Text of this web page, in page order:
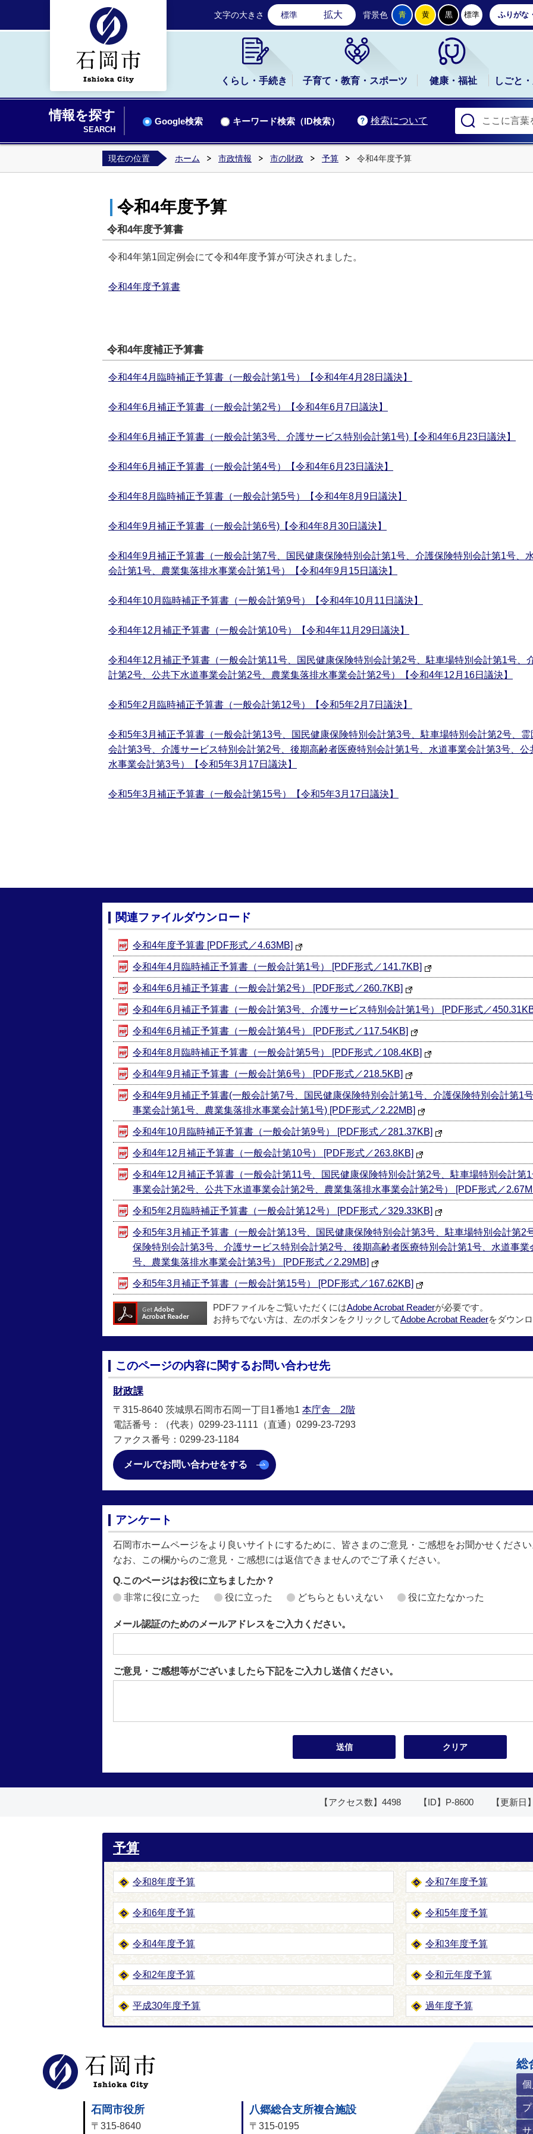
石岡市公式ホームページ
文字の大きさ 標準 拡大 背景色 青 黄 黒 標準 ふりがな
くらし・手続き 子育て・教育・スポーツ 健康・福祉 しごと
情報を探す
SEARCH
検索について
Google検索 キーワード検索（ID検索）
現在の位置 ホーム 市政情報 市の財政 予算 令和4年度予算
令和4年度予算
令和4年度予算書
令和4年第1回定例会にて令和4年度予算が可決されました。
令和4年度予算書
令和4年度補正予算書
令和4年4月臨時補正予算書（一般会計第1号）【令和4年4月28日議決】
令和4年6月補正予算書（一般会計第2号）【令和4年6月7日議決】
令和4年6月補正予算書（一般会計第3号、介護サービス特別会計第1号)【令和4年6月23日議決】
令和4年6月補正予算書（一般会計第4号）【令和4年6月23日議決】
令和4年8月臨時補正予算書（一般会計第5号）【令和4年8月9日議決】
令和4年9月補正予算書（一般会計第6号)【令和4年8月30日議決】
令和4年9月補正予算書（一般会計第7号、国民健康保険特別会計第1号、介護保険特別会計第1号、
会計第1号、農業集落排水事業会計第1号）【令和4年9月15日議決】
令和4年10月臨時補正予算書（一般会計第9号）【令和4年10月11日議決】
令和4年12月補正予算書（一般会計第10号）【令和4年11月29日議決】
令和4年12月補正予算書（一般会計第11号、国民健康保険特別会計第2号、駐車場特別会計第1号、
計第2号、公共下水道事業会計第2号、農業集落排水事業会計第2号）【令和4年12月16日議決】
令和5年2月臨時補正予算書（一般会計第12号）【令和5年2月7日議決】
令和5年3月補正予算書（一般会計第13号、国民健康保険特別会計第3号、駐車場特別会計第2号、
会計第3号、介護サービス特別会計第2号、後期高齢者医療特別会計第1号、水道事業会計第3号、
水事業会計第3号）【令和5年3月17日議決】
令和5年3月補正予算書（一般会計第15号）【令和5年3月17日議決】
関連ファイルダウンロード
令和4年度予算書 [PDF形式／4.63MB]
令和4年4月臨時補正予算書（一般会計第1号） [PDF形式／141.7KB]
令和4年6月補正予算書（一般会計第2号） [PDF形式／260.7KB]
令和4年6月補正予算書（一般会計第3号、介護サービス特別会計第1号） [PDF形式／
令和4年6月補正予算書（一般会計第4号） [PDF形式／117.54KB]
令和4年8月臨時補正予算書（一般会計第5号） [PDF形式／108.4KB]
令和4年9月補正予算書（一般会計第6号） [PDF形式／218.5KB]
令和4年9月補正予算書(一般会計第7号、国民健康保険特別会計第1号、介護保険特別会計第1
事業会計第1号、農業集落排水事業会計第1号) [PDF形式／2.22MB]
令和4年10月臨時補正予算書（一般会計第9号） [PDF形式／281.37KB]
令和4年12月補正予算書（一般会計第10号） [PDF形式／263.8KB]
令和4年12月補正予算書（一般会計第11号、国民健康保険特別会計第2号、駐車場特別会計第
事業会計第2号、公共下水道事業会計第2号、農業集落排水事業会計第2号） [PDF形式／
令和5年2月臨時補正予算書（一般会計第12号） [PDF形式／329.33KB]
令和5年3月補正予算書（一般会計第13号、国民健康保険特別会計第3号、駐車場特別会計第2
保険特別会計第3号、介護サービス特別会計第2号、後期高齢者医療特別会計第1号、水道事
号、農業集落排水事業会計第3号） [PDF形式／2.29MB]
令和5年3月補正予算書（一般会計第15号） [PDF形式／167.62KB]
PDFファイルをご覧いただくにはAdobe Acrobat Readerが必要です。
お持ちでない方は、左のボタンをクリックしてAdobe Acrobat Readerをダウン
このページの内容に関するお問い合わせ先
財政課
〒315-8640 茨城県石岡市石岡一丁目1番地1 本庁舎 2階
電話番号：（代表）0299-23-1111（直通）0299-23-7293
ファクス番号：0299-23-1184
メールでお問い合わせをする
アンケート
石岡市ホームページをより良いサイトにするために、皆さまのご意見・ご感想をお聞かせくださ
なお、この欄からのご意見・ご感想には返信できませんのでご了承ください。
Q.このページはお役に立ちましたか？
非常に役に立った
役に立った どちらともいえない 役に立たなかった
メール認証のためのメールアドレスをご入力ください。
ご意見・ご感想等がございましたら下記をご入力し送信ください。
【アクセス数】 4498 【ID】 P-8600 【更新日
予算
令和8年度予算 令和7年度予算
令和6年度予算 令和5年度予算
令和4年度予算 令和3年度予算
令和2年度予算 令和元年度予算
平成30年度予算 過年度予算
石岡市役所
〒315-8640
八郷総合支所複合施設
〒315-0195
総